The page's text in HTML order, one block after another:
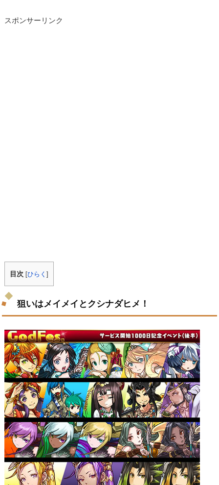
スポンサーリンク
目次 [ひらく]
狙いはメイメイとクシナダヒメ！